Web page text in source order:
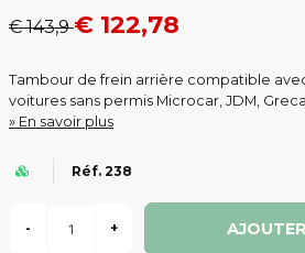
€ 143,9€ 122,78
Tambour de frein arrière compatible
voitures sans permis Microcar, JDM,
En savoir plus
Réf. 238
- +